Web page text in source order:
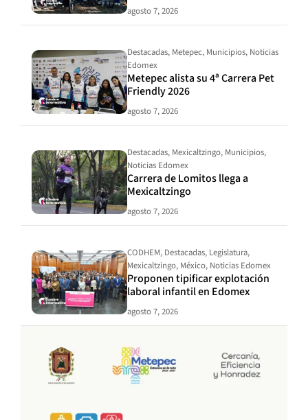
agosto 7, 2026
Destacadas, Metepec, Municipios, Noticias
Edomex
Metepec alista su 4ª Carrera Pet
Friendly 2026
agosto 7, 2026
Destacadas, Mexicaltzingo, Municipios,
Noticias Edomex
Carrera de Lomitos llega a
Mexicaltzingo
agosto 7, 2026
CODHEM, Destacadas, Legislatura,
Mexicaltzingo, México, Noticias Edomex
Proponen tipificar explotación
laboral infantil en Edomex
agosto 7, 2026